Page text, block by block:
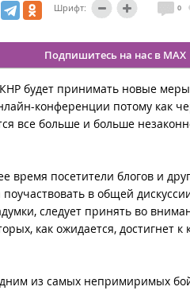
Шрифт: 0
Подпишитесь на нас в MAX
будет принимать новые
конференции потому как
все больше и больше
время посетители блогов и
в общей
следует принять во
как ожидается, достигнет
из самых непримиримых